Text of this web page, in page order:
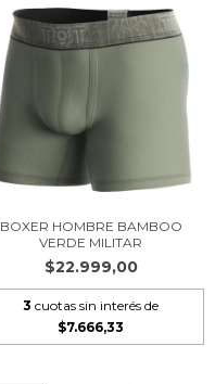
BOXER HOMBRE BAMBOO
VERDE MILITAR
$22.999,00
3 cuotas sin interés de
$7.666,33